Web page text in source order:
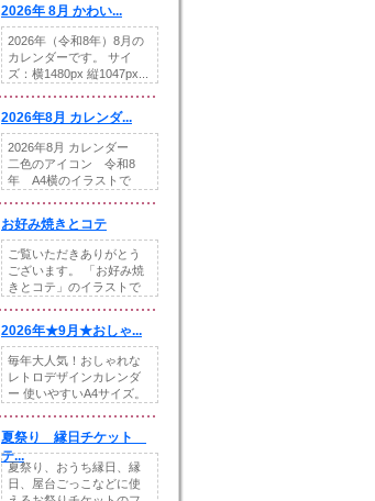
2026年 8月 かわい...
2026年（令和8年）8月の
カレンダーです。 サイ
ズ：横1480px 縦1047px...
2026年8月 カレンダ...
2026年8月 カレンダー
二色のアイコン 令和8
年 A4横のイラストで
お好み焼きとコテ
ご覧いただきありがとう
ございます。 「お好み焼
きとコテ」のイラストで
2026年★9月★おしゃ...
毎年大人気！おしゃれな
レトロデザインカレンダ
ー 使いやすいA4サイズ。
夏祭り 縁日チケット
テ...
夏祭り、おうち縁日、縁
日、屋台ごっこなどに使